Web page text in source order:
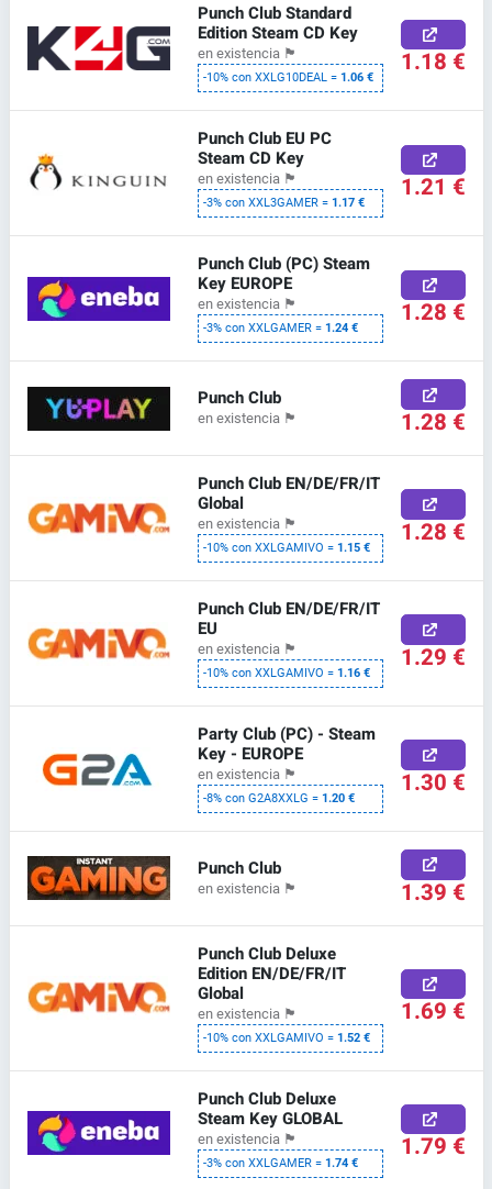
Punch Club Standard
Edition Steam CD Key
en existencia 🏴
-10% con XXLG10DEAL =1.06 € 1.18 €
Punch Club EU PC
Steam CD Key
en existencia 🏴
-3% con XXL3GAMER =1.17 € 1.21 €
Punch Club (PC) Steam
Key EUROPE
en existencia 🏴
-3% con XXLGAMER =1.24 € 1.28 €
Punch Club
en existencia 🏴 1.28 €
Punch Club EN/DE/FR/IT
Global
en existencia 🏴
-10% con XXLGAMIVO =1.15 € 1.28 €
Punch Club EN/DE/FR/IT
EU
en existencia 🏴
-10% con XXLGAMIVO =1.16 € 1.29 €
Party Club (PC) - Steam
Key - EUROPE
en existencia 🏴
-8% con G2A8XXLG =1.20 € 1.30 €
Punch Club
en existencia 🏴 1.39 €
Punch Club Deluxe
Edition EN/DE/FR/IT
Global
en existencia 🏴
-10% con XXLGAMIVO =1.52 €
1.69 €
Punch Club Deluxe
Steam Key GLOBAL
en existencia 🏴
-3% con XXLGAMER =1.74 € 1.79 €